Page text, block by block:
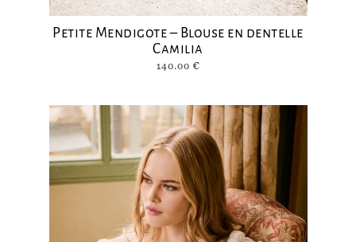
Petite Mendigote – Blouse en dentelle
Camilia
140.00 €